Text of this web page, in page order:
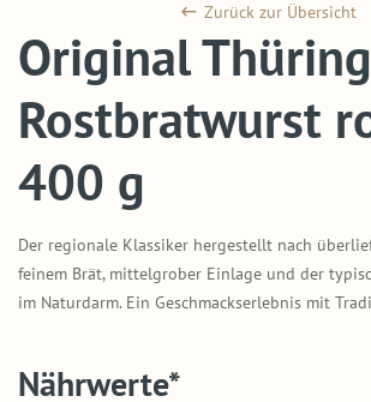
Zurück zur Übersicht
Original
Rostbratwurst
400 g
Der regionale Klassiker hergestellt nach
feinem Brät, mittelgrober Einlage und der
im Naturdarm. Ein Geschmackserlebnis mit
Nährwerte*